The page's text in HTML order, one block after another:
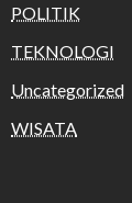
POLITIK
TEKNOLOGI
Uncategorized
WISATA